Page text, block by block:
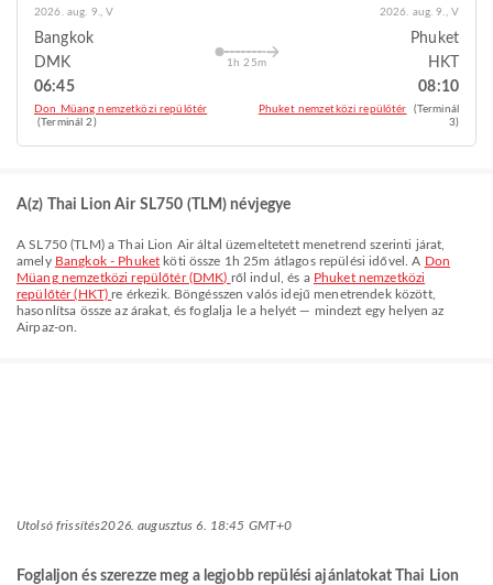
2026. aug. 9., V
Bangkok
DMK
06:45
Don Müang nemzetközi repülőtér
(Terminál 2)
1h 25m
2026. aug. 9., V
Phuket
HKT
08:10
Phuket nemzetközi repülőtér
(Terminál
3)
A(z) Thai Lion Air SL750 (TLM) névjegye
ASL750(TLM) aThai Lion Airáltal üzemeltetett menetrend szerinti járat,
amely Bangkok - Phuket köti össze 1h 25m átlagos repülési idővel. A Don
Müang nemzetközi repülőtér (DMK) ről indul, és a Phuket nemzetközi
repülőtér (HKT)re érkezik. Böngésszen valós idejű menetrendek között,
hasonlítsa össze az árakat, és foglalja le a helyét — mindezt egy helyen az
Airpaz-on.
Utolsó frissítés2026. augusztus 6. 18:45 GMT+0
Foglaljon és szerezze meg a legjobb repülési ajánlatokat Thai Lion